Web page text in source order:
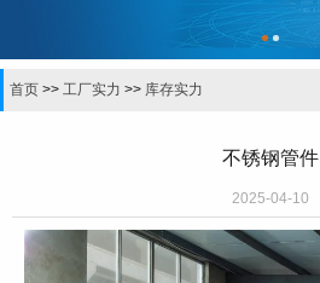
首页 >> 工厂实力 >> 库存实力
不锈钢管件
2025-04-10